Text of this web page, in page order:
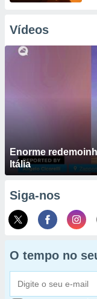
Vídeos
Enorme
Itália
Siga-nos
O tempo no